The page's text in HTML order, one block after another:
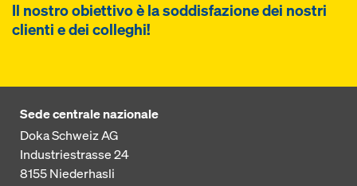
Il nostro obiettivo è la soddisfazione dei nostri
clienti e dei colleghi!
Sede centrale nazionale
Doka Schweiz AG
Industriestrasse 24
8155Niederhasli